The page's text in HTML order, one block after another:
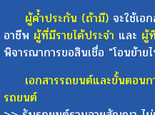
ผู้ค้ำประกัน (ถ้ามี) จะใช้เ
อาชีพ ผู้ที่มีรายได้ประจำ และ ผู้
พิจารณาการขอสินเชื่อ "โอนย้าย
เอกสารรถยนต์และขั้นตอนก
รถยนต์